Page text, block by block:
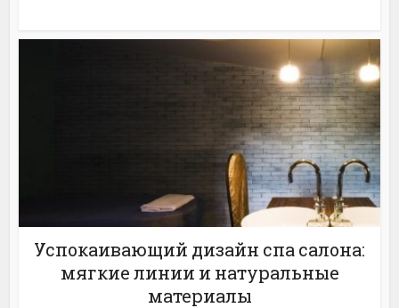
Успокаивающий дизайн спа салона:
мягкие линии и натуральные
материалы